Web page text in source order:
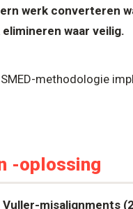
werk converteren
waar veilig.
methodologie
-oplossing
Vuller-misalignments